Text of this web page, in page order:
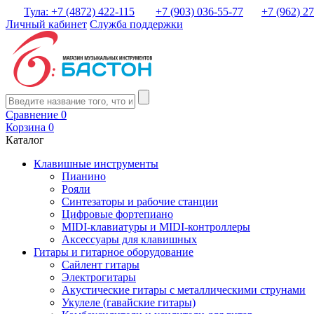
Тула: +7 (4872) 422-115 +7 (903) 036-55-77
+7 (962)
Личный кабинет Служба поддержки
Сравнение 0
Корзина 0
Каталог
Клавишные инструменты
Пианино
Рояли
Синтезаторы и рабочие станции
Цифровые фортепиано
MIDI-клавиатуры и MIDI-контроллеры
Аксессуары для клавишных
Гитары и гитарное оборудование
Сайлент гитары
Электрогитары
Акустические гитары с металлическими струнами
Укулеле (гавайские гитары)